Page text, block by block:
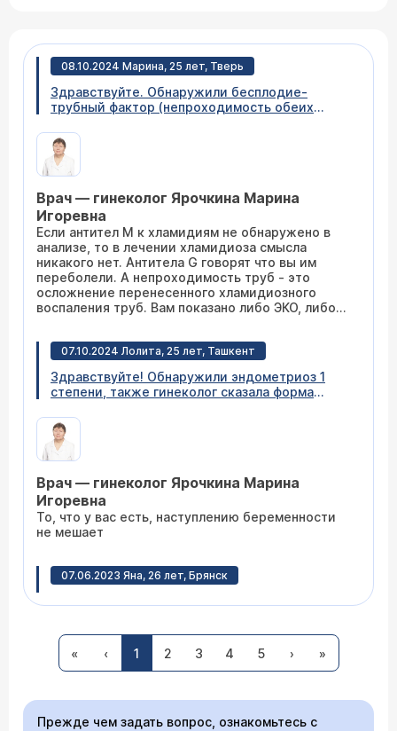
08.10.2024 Марина, 25 лет, Тверь
Здравствуйте. Обнаружили бесплодие-
трубный фактор (непроходимость обеих
теплового шока-положительный. Нуждаюсь
ли в лечении? Или достаточно отрицательного
ПЦР? Про хламидиоз никогда не знала.
Врач — гинеколог Ярочкина Марина
Игоревна
Если антител М к хламидиям не обнаружено в
анализе, то в лечении хламидиоза смысла
никакого нет. Антитела G говорят что вы им
переболели. А непроходимость труб - это
осложнение перенесенного хламидиозного
воспаления труб. Вам показано либо ЭКО, либо
беременности примерно одинаковые.
07.10.2024 Лолита, 25 лет, Ташкент
Здравствуйте! Обнаружили эндометриоз 1
степени, также гинеколог сказала форма
беременность не наступит. Лечения, ничего не
назначила, сказала в течении года если не
получится зачать, то придется делать
форма матки бесплодию? Заранее благодарю
за ответ.
Врач — гинеколог Ярочкина Марина
Игоревна
То, что у вас есть, наступлению беременности
не мешает
07.06.2023 Яна, 26 лет, Брянск
Назначили гистероскопию. Беременность не
наступает в течение 1,5 года . Возможна ли
она при данном диагнозе самостоятельно ?
Игоревна
« ‹ 1 2 3 4 5 › »
Прежде чем задать вопрос, ознакомьтесь с